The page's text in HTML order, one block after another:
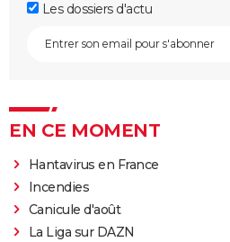
Les dossiers d'actu
EN CE MOMENT
Hantavirus en France
Incendies
Canicule d'août
La Liga sur DAZN